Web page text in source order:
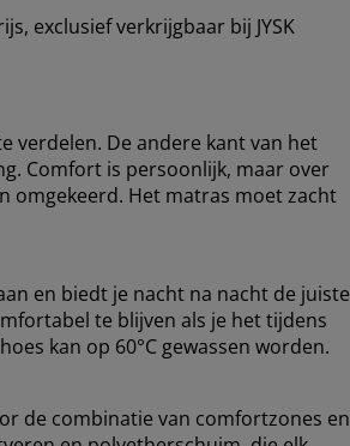
exclusief verkrijgbaar bij JYSK
verdelen. De andere kant van het
Comfort is persoonlijk, maar over
omgekeerd. Het matras moet zacht
en biedt je nacht na nacht de juiste
te blijven als je het tijdens
kan op 60°C gewassen worden.
de combinatie van comfortzones en